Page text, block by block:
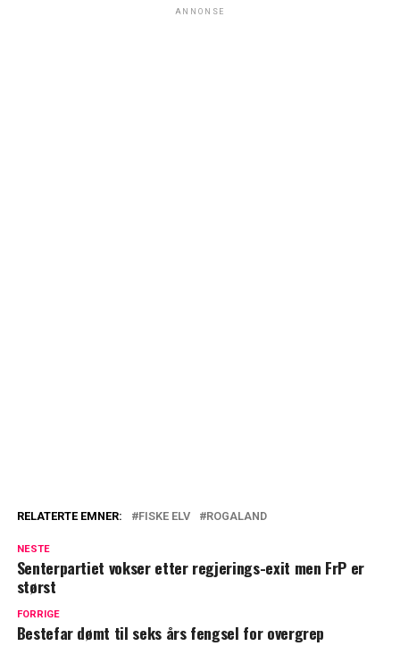
ANNONSE
RELATERTE EMNER: FISKE ELV ROGALAND
NESTE
Senterpartiet vokser etter regjerings-exit men FrP er
størst
FORRIGE
Bestefar dømt til seks års fengsel for overgrep